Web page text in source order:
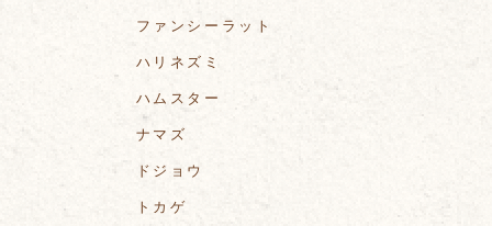
ファンシーラット
ハリネズミ
ハムスター
ナマズ
ドジョウ
トカゲ